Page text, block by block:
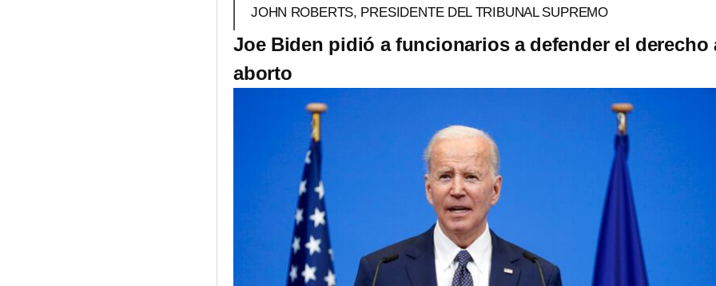
JOHN ROBERTS, PRESIDENTE DEL TRIBUNAL SUPREMO
Joe Biden pidió a funcionarios a defender el derecho
aborto